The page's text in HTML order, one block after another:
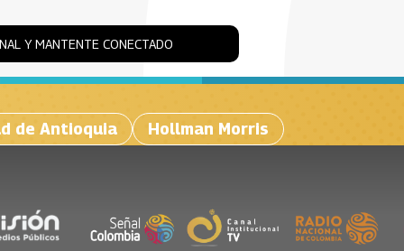
Y MANTENTE CONECTADO
de Antioquia Hollman Morris